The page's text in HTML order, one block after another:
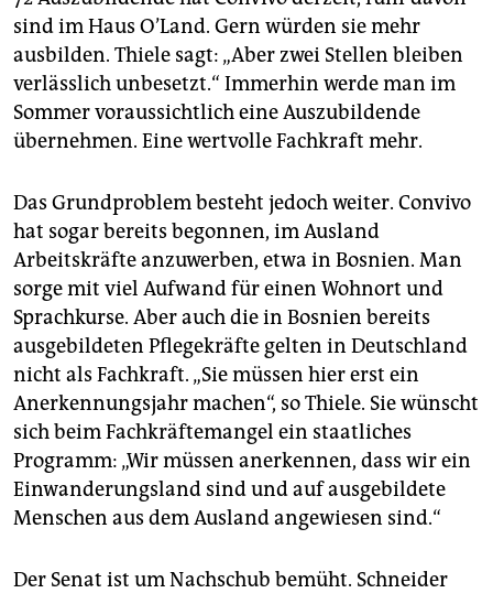
sind im Haus O’Land. Gern würden sie mehr
ausbilden. Thiele sagt: „Aber zwei Stellen bleiben
verlässlich unbesetzt.“ Immerhin werde man im
Sommer voraussichtlich eine Auszubildende
übernehmen. Eine wertvolle Fachkraft mehr.
Das Grundproblem besteht jedoch weiter. Convivo
hat sogar bereits begonnen, im Ausland
Arbeitskräfte anzuwerben, etwa in Bosnien. Man
sorge mit viel Aufwand für einen Wohnort und
Sprachkurse. Aber auch die in Bosnien bereits
ausgebildeten Pflegekräfte gelten in Deutschland
nicht als Fachkraft. „Sie müssen hier erst ein
Anerkennungsjahr machen“, so Thiele. Sie wünscht
sich beim Fachkräftemangel ein staatliches
Programm: „Wir müssen anerkennen, dass wir ein
Einwanderungsland sind und auf ausgebildete
Menschen aus dem Ausland angewiesen sind.“
Der Senat ist um Nachschub bemüht. Schneider